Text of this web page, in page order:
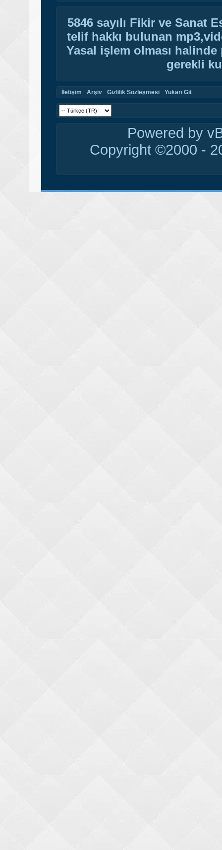
5846 sayılı Fikir ve Sanat
telif hakkı bulunan
Yasal işlem olması
gerekli
İletişim Arşiv Gizlilik Sözleşmesi Yukarı Git
Powered by
Copyright ©2000 -